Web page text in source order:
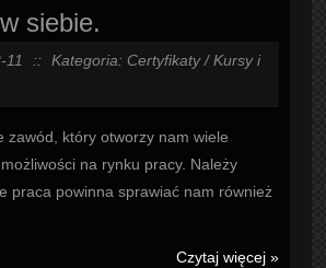
siebie.
11 ::
Kategoria: Certyfikaty / Kursy i
zawód, który otworzy nam wiele
na rynku pracy. Należy
praca powinna sprawiać nam również
Czytaj więcej »